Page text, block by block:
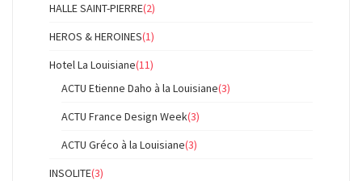
HALLE SAINT-PIERRE(2)
HEROS & HEROINES(1)
Hotel La Louisiane(11)
ACTU Etienne Daho à la Louisiane(3)
ACTU France Design Week(3)
ACTU Gréco à la Louisiane(3)
INSOLITE(3)